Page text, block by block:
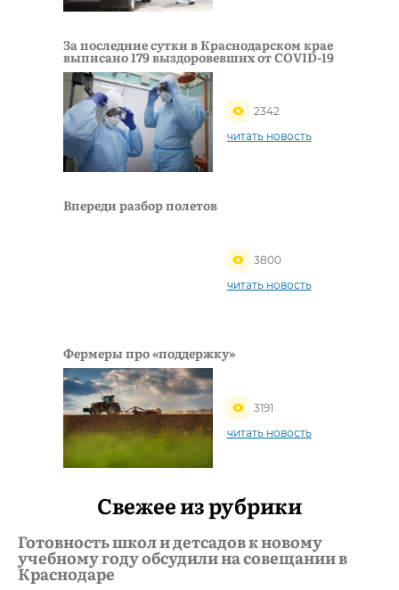
За последние сутки в Краснодарском крае
выписано 179 выздоровевших от COVID-19
2342
читать новость
Впереди разбор полетов
3800
читать новость
Фермеры про «поддержку»
3191
читать новость
Свежее из рубрики
Готовность школ и детсадов к новому
учебному году обсудили на совещании в
Краснодаре